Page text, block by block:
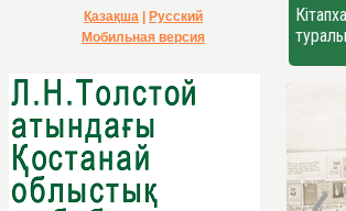
Қазақша
Русский
Мобильная версия
туралы